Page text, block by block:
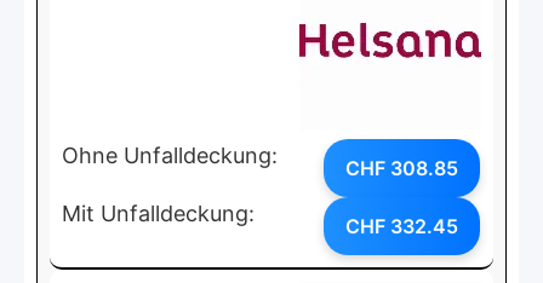
Ohne Unfalldeckung: CHF 308.85
Mit Unfalldeckung: CHF 332.45